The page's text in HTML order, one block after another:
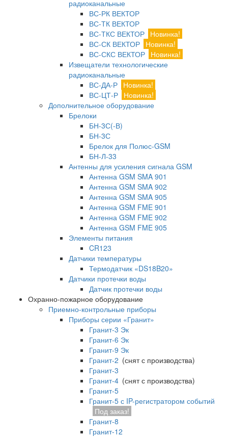
радиоканальные
ВС-РК ВЕКТОР
ВС-ТК ВЕКТОР
ВС-ТКС ВЕКТОР Новинка!
ВС-СК ВЕКТОР Новинка!
ВС-СКС ВЕКТОР Новинка!
Извещатели технологические
радиоканальные
ВС-ДА-Р Новинка!
ВС-ЦТ-Р Новинка!
Дополнительное оборудование
Брелоки
БН-3С(-В)
БН-3С
Брелок для Полюс-GSM
БН-Л-33
Антенны для усиления сигнала GSM
Антенна GSM SMA 901
Антенна GSM SMA 902
Антенна GSM SMA 905
Антенна GSM FME 901
Антенна GSM FME 902
Антенна GSM FME 905
Элементы питания
CR123
Датчики температуры
Термодатчик «DS18B20»
Датчики протечки воды
Датчик протечки воды
Охранно-пожарное оборудование
Приемно-контрольные приборы
Приборы серии «Гранит»
Гранит-3 Эк
Гранит-6 Эк
Гранит-9 Эк
Гранит-2 (снят с производства)
Гранит-3
Гранит-4 (снят с производства)
Гранит-5
Гранит-5 с IP-регистратором событий
Под заказ!
Гранит-8
Гранит-12